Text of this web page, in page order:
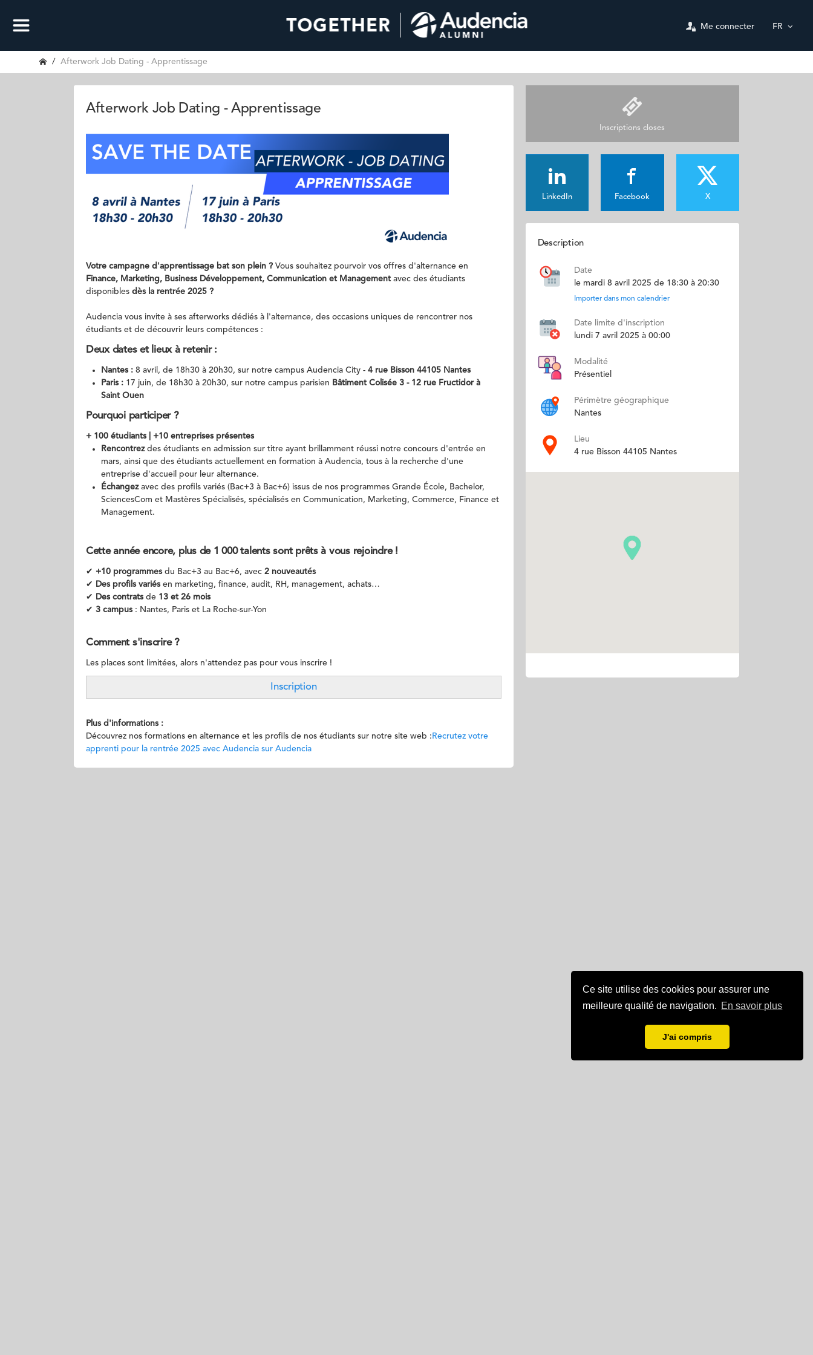
Ce site utilise des cookies pour assurer une
meilleure qualité de navigation. En savoir plus
J'ai compris
Me connecter FR
Afterwork Job Dating - Apprentissage
Afterwork Job Dating - Apprentissage
Votre campagne d'apprentissage bat son plein ? Vous souhaitez pourvoir vos offres d'alternance en
Finance, Marketing, Business Développement, Communication et Management avec des étudiants
disponibles dès la rentrée 2025 ?
Audencia vous invite à ses afterworks dédiés à l'alternance, des occasions uniques de rencontrer nos
étudiants et de découvrir leurs compétences :
Deux dates et lieux à retenir :
Nantes : 8 avril, de 18h30 à 20h30, sur notre campus Audencia City - 4 rue Bisson 44105 Nantes
Paris : 17 juin, de 18h30 à 20h30, sur notre campus parisien Bâtiment Colisée 3 - 12 rue Fructidor à
Saint Ouen
Pourquoi participer ?
+ 100 étudiants | +10 entreprises présentes
Rencontrezdes étudiants en admission sur titre ayant brillamment réussi notre concours d'entrée en
mars, ainsi que des étudiants actuellement en formation à Audencia, tous à la recherche d'une
entreprise d'accueil pour leur alternance.
Échangezavec des profils variés (Bac+3 à Bac+6) issus de nos programmes Grande École, Bachelor,
SciencesCom et Mastères Spécialisés, spécialisés en Communication, Marketing, Commerce, Finance et
Management.
Cette année encore, plus de 1 000 talents sont prêts à vous rejoindre !
✔ +10 programmesdu Bac+3 au Bac+6, avec 2 nouveautés
✔
Des profils variésen marketing, finance, audit, RH, management, achats…
✔
Des contratsde 13 et 26 mois
✔ 3 campus: Nantes, Paris et La Roche-sur-Yon
Comment s'inscrire ?
Les places sont limitées, alors n'attendez pas pour vous inscrire !
nscription
Plus d'informations :
Découvrez nos formations en alternance et les profils de nos étudiants sur notre site web : Recrutez votre
apprenti pour la rentrée 2025 avec Audencia sur Audencia
Inscriptions closes
LinkedIn Facebook X
Description
Date
le mardi 8 avril 2025 de 18:30 à 20:30
Importer dans mon calendrier
Date limite d'inscription
lundi 7 avril 2025 à 00:00
Modalité
Présentiel
Périmètre géographique
Nantes
Lieu
4 rue Bisson 44105 Nantes